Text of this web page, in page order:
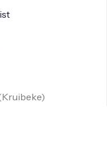
Kruibeke)